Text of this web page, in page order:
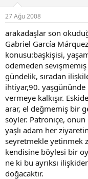
27 Ağu 2008
arakadaşlar son
Gabriel García
konusu:başkişisi,
ödemeden sevişmemiş
gündelik, sıradan
ihtiyar,90. yaşgününde
vermeye kalkışır.
arar, el değmemiş bir
söyler. Patroniçe,
yaşlı adam her
seyretmekle yetinmek
kendisine böylesi bir
ne ki bu ayrıksı
doğacaktır.